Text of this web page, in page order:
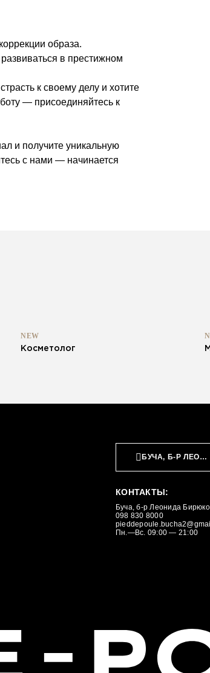
образа.
в престижном
к своему делу и хотите
— присоединяйтесь к
и получите уникальную
с нами — начинается
NEW
Косметолог
БУЧА, Б-Р
КОНТАКТЫ:
Буча, б-р Леонида
098 830 8000
Пн.—Вс. 09:00 — 21:00